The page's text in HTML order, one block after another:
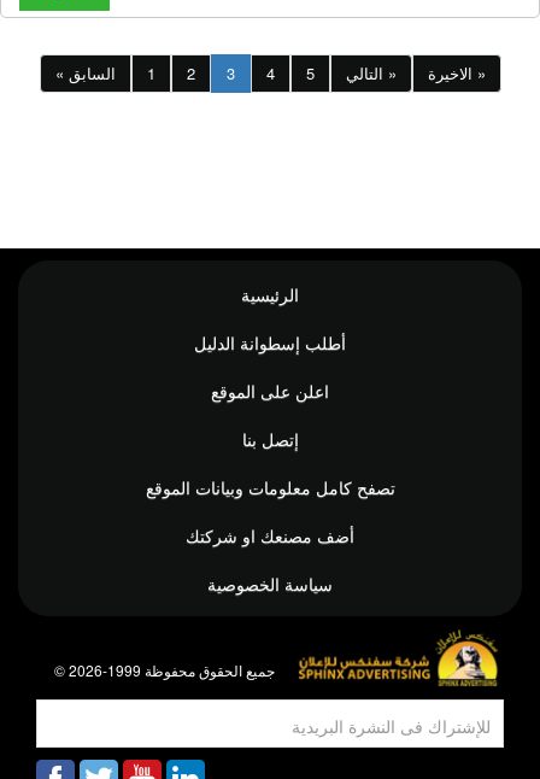
« السابق 1 2 3 4 5 التالي » الاخيرة »
الرئيسية
أطلب إسطوانة الدليل
اعلن على الموقع
إتصل بنا
تصفح كامل معلومات وبيانات الموقع
أضف مصنعك او شركتك
سياسة الخصوصية
© جميع الحقوق محفوظة 1999-2026